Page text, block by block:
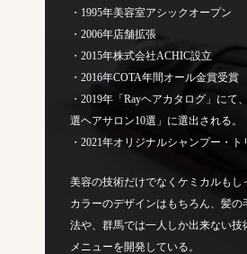
・1995年美容室アシックオープン
・2006年店舗拡張
・2015年株式会社ACHIC設立
・2016年COTA年間オール金賞受賞
・2019年「Rayヘアカタログ」に
選ヘアサロン10選」に選出される。
・2021年オリジナルシャンプー・
美容の技術だけでなくケミカルもし
カラーのデザインはもちろん、髪
法や、群馬では一人しか出来ない技
メニューを開発している。